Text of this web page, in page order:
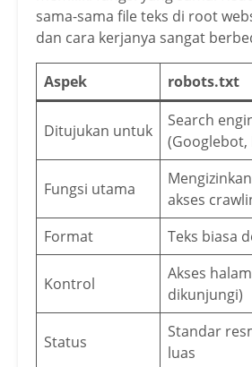
sama-sama file teks di root
dan cara kerjanya sangat
Aspek robots.txt
Ditujukan untuk
Search
(Googlebot,
Fungsi utama
akses
Format
Teks biasa
Kontrol
Akses
dikunjungi)
Status
Standar
luas